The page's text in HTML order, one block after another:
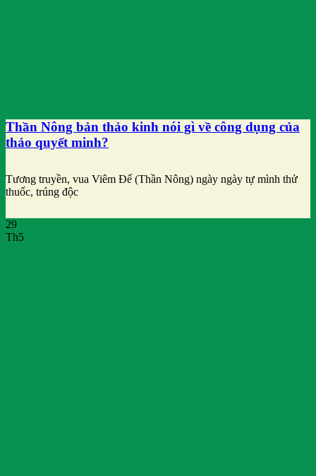
Thần Nông bản thảo kinh nói gì về công dụng của
thảo quyết minh?
Tương truyền, vua Viêm Đế (Thần Nông) ngày ngày tự mình thử
thuốc, trúng độc
29
Th5